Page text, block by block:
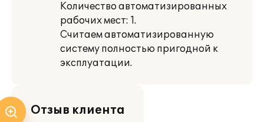
Количество автоматизированных
рабочих мест: 1.
Считаем автоматизированную
систему полностью пригодной к
эксплуатации.
Отзыв клиента